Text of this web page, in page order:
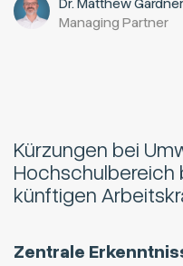
Managing Partner
Kürzungen bei
Hochschulbereich
künftigen
Zentrale